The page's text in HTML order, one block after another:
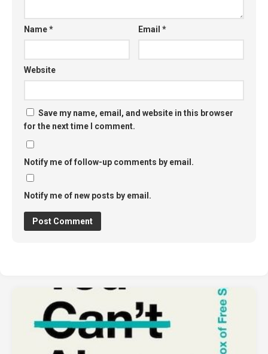
Name* Email*
Website
Save my name, email, and website in this browser
for the next time I comment.
Notify me of follow-up comments by email.
Notify me of new posts by email.